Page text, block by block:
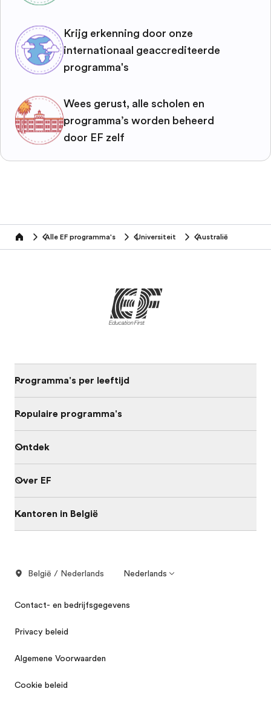
Krijg erkenning door onze
internationaal geaccrediteerde
programma's
Wees gerust, alle scholen en
programma’s worden beheerd
door EF zelf
home Alle EF programma's Universiteit Australië
Programma's per leeftijd
Populaire programma's
Ontdek
Over EF
Kantoren in België
België / Nederlands Nederlands
Contact- en bedrijfsgegevens
Privacy beleid
Algemene Voorwaarden
Cookie beleid